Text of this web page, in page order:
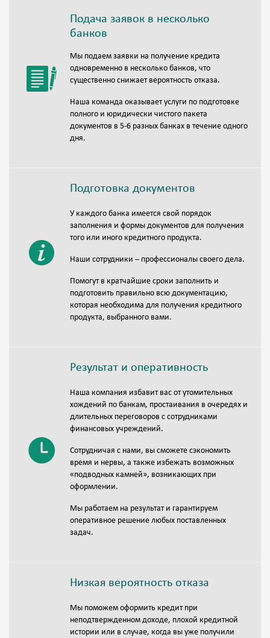
Подача заявок в несколько
банков
Мы подаем заявки на получение кредита
одновременно в несколько банков, что
существенно снижает вероятность отказа.
Наша команда оказывает услуги по подготовке
полного и юридически чистого пакета
документов в 5-6 разных банках в течение одного
дня.
Подготовка документов
У каждого банка имеется свой порядок
заполнения и формы документов для получения
того или иного кредитного продукта.
Наши сотрудники – профессионалы своего дела.
Помогут в кратчайшие сроки заполнить и
подготовить правильно всю документацию,
которая необходима для получения кредитного
продукта, выбранного вами.
Результат и оперативность
Наша компания избавит вас от утомительных
хождений по банкам, простаивания в очередях и
длительных переговоров с сотрудниками
финансовых учреждений.
Сотрудничая с нами, вы сможете сэкономить
время и нервы, а также избежать возможных
«подводных камней», возникающих при
оформлении.
Мы работаем на результат и гарантируем
оперативное решение любых поставленных
задач.
Низкая вероятность отказа
Мы поможем оформить кредит при
неподтвержденном доходе, плохой кредитной
истории или в случае, когда вы уже получили